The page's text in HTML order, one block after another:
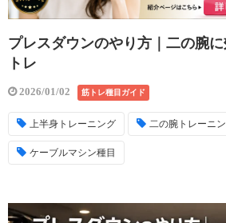
プレスダウンのやり方｜二の腕
トレ
2026/01/02 筋トレ種目ガイド
上半身トレーニング 二の腕トレーニ
ケーブルマシン種目